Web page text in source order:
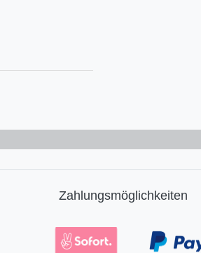
Zahlungsmöglichkeiten